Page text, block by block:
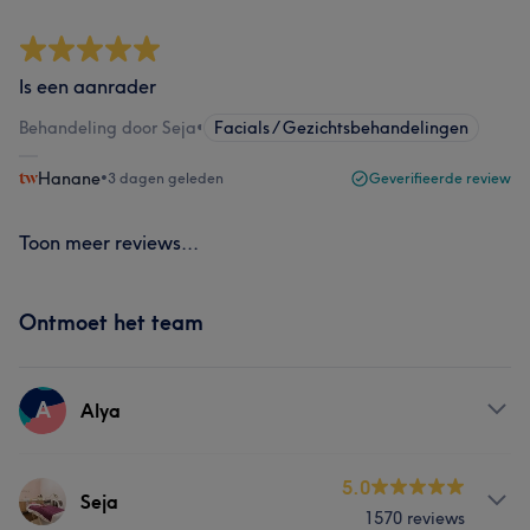
Is een aanrader
Behandeling door Seja• Facials / Gezichtsbehandelingen
Hanane•3 dagen geleden Geverifieerde review
Toon meer reviews...
Ontmoet het team
A Alya
Behandelingen
Seja
5.0
1570 reviews